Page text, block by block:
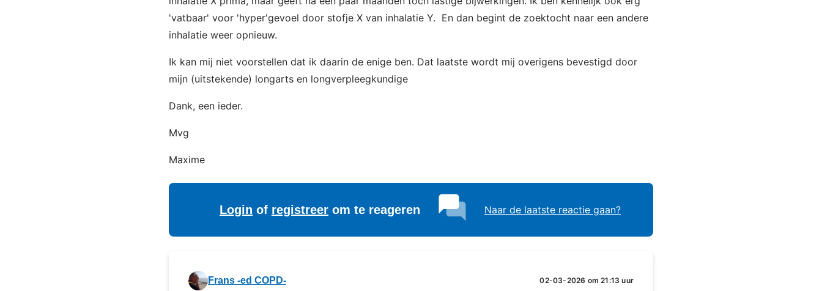
'vatbaar' voor 'hyper'gevoel door stofje X van inhalatie Y. En dan begint de zoektocht naar een andere
inhalatie weer opnieuw.
Ik kan mij niet voorstellen dat ik daarin de enige ben. Dat laatste wordt mij overigens bevestigd door
mijn (uitstekende) longarts en longverpleegkundige
Dank, een ieder.
Mvg
Maxime
Login of registreer om te reageren Naar de laatste reactie gaan?
Frans -ed COPD- 02-03-2026 om 21:13 uur